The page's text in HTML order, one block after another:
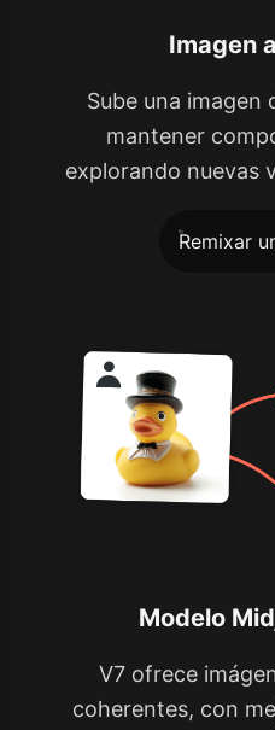
Imagen
Sube una imagen
mantener
explorando nuevas
Remixar
Modelo
V7 ofrece
coherentes, con